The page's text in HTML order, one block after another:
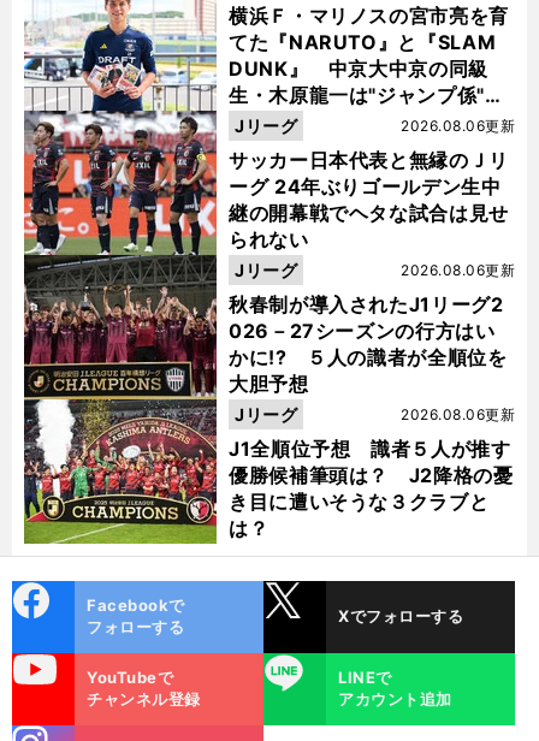
横浜Ｆ・マリノスの宮市亮を育
てた『NARUTO』と『SLAM
DUNK』 中京大中京の同級
生・木原龍一は"ジャンプ係"だ
った
サッカー日本代表と無縁のＪリ
ーグ 24年ぶりゴールデン生中
継の開幕戦でヘタな試合は見せ
られない
2026.08.06更新
Jリーグ
秋春制が導入されたJ1リーグ2
026－27シーズンの行方はい
かに!? ５人の識者が全順位を
大胆予想
2026.08.06更新
Jリーグ
J1全順位予想 識者５人が推す
優勝候補筆頭は？ J2降格の憂
き目に遭いそうな３クラブと
は？
2026.08.06更新
Jリーグ
ok
Facebookで
フォローする
Xでフォローする
YouTubeで
チャンネル登録
LINE
LINEで
アカウント追加